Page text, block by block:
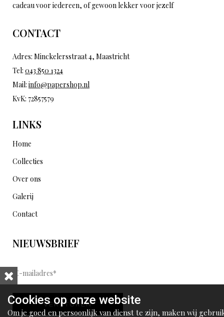
cadeau voor iedereen, of gewoon lekker voor jezelf
CONTACT
Adres: Minckelersstraat 4, Maastricht
Tel: 043 850 1324
Mail: info@papershop.nl
KvK: 72857579
LINKS
Home
Collecties
Over ons
Galerij
Contact
NIEUWSBRIEF
E
-
m
a
VERSTUREN
Cookies op onze website
Om je goed en persoonlijk van dienst te zijn, maken wij